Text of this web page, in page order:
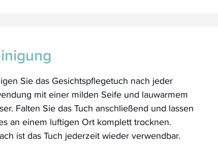
Sie das Gesichtspflegetuch nach jeder
mit einer milden Seife und lauwarmem
Falten Sie das Tuch anschließend und lassen
an einem luftigen Ort komplett trocknen.
ist das Tuch jederzeit wieder verwendbar.